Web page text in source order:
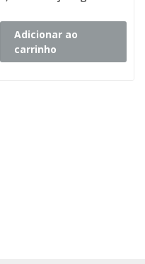
Adicionar ao
carrinho